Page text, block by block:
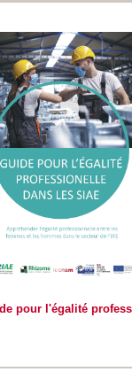
pour l'égalité